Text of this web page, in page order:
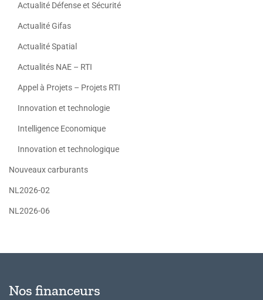
Actualité Défense et Sécurité
Actualité Gifas
Actualité Spatial
Actualités NAE – RTI
Appel à Projets – Projets RTI
Innovation et technologie
Intelligence Economique
Innovation et technologique
Nouveaux carburants
NL2026-02
NL2026-06
Nos financeurs